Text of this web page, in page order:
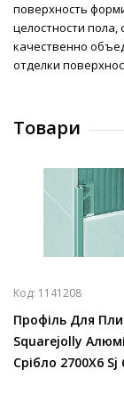
поверхность
целостности пола,
качественно
отделки
Товари
Код: 1141208
Профіль Для
Squarejolly
Срібло 2700Х6 Sj